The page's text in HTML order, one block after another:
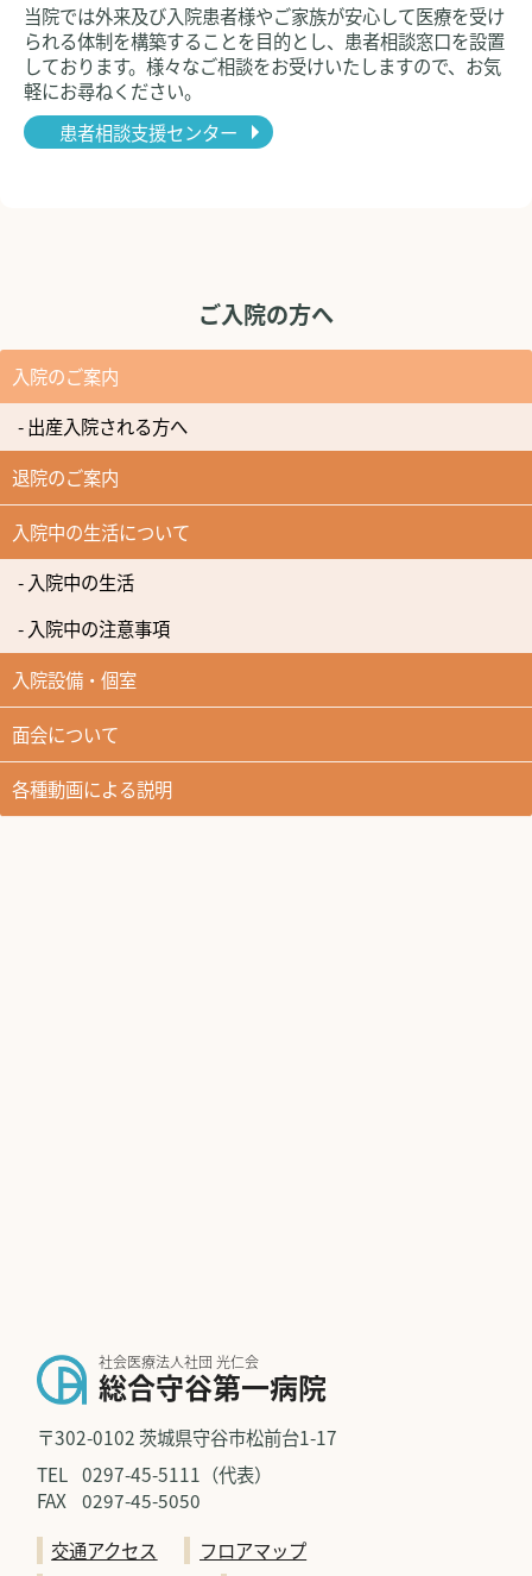
当院では外来及び入院患者様やご家族が安心して医療を受け
られる体制を構築することを目的とし、患者相談窓口を設置
しております。様々なご相談をお受けいたしますので、お気
軽にお尋ねください。
患者相談支援センター
ご入院の方へ
入院のご案内
- 出産入院される方へ
退院のご案内
入院中の生活について
- 入院中の生活
- 入院中の注意事項
入院設備・個室
面会について
各種動画による説明
社会医療法人社団 光仁会
総合守谷第一病院
〒302-0102 茨城県守谷市松前台1-17
TEL 0297-45-5111（代表）
FAX
0297-45-5050
交通アクセス
フロアマップ